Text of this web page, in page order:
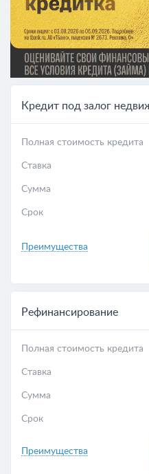
Кредит под залог
Полная стоимость кредита
Ставка
Сумма
Срок
Преимущества
Рефинансирование
Полная стоимость кредита
Ставка
Сумма
Срок
Преимущества